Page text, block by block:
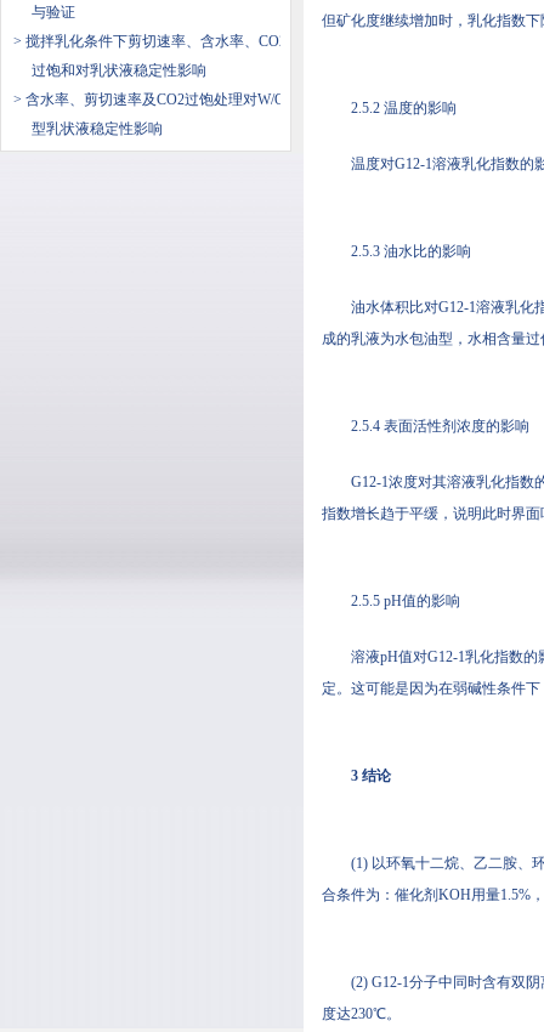
与验证
> 搅拌乳化条件下剪切速率、含水率、CO2
过饱和对乳状液稳定性影响
> 含水率、剪切速率及CO2过饱处理对W/O
型乳状液稳定性影响
但矿化度继续增加时，乳化指数
2.5.2 温度的影响
温度对G12-1溶液乳化指数的
2.5.3 油水比的影响
油水体积比对G12-1溶液乳化
成的乳液为水包油型，水相含量
2.5.4 表面活性剂浓度的影响
G12-1浓度对其溶液乳化指数
指数增长趋于平缓，说明此时界
2.5.5 pH值的影响
溶液pH值对G12-1乳化指数
定。这可能是因为在弱碱性条件
3 结论
(1) 以环氧十二烷、乙二胺、
合条件为：催化剂KOH用量1.5%
(2) G12-1分子中同时含有双
度达230℃。